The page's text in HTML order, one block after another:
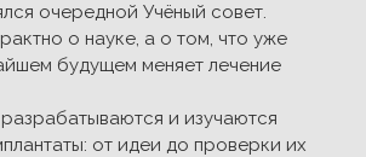
очередной Учёный совет.
о науке, а о том, что уже
будущем меняет лечение
и изучаются
от идеи до проверки их